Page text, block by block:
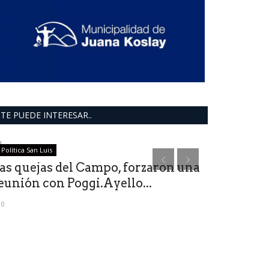
TE PUEDE INTERESAR..
Política San Luis
quejas del Campo, forzaron una
con Poggi.Ayello...
0